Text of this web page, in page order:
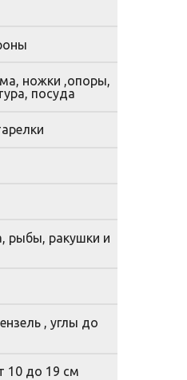
ножки ,опоры,
посуда
рыбы, ракушки и
, углы до
10 до 19 см